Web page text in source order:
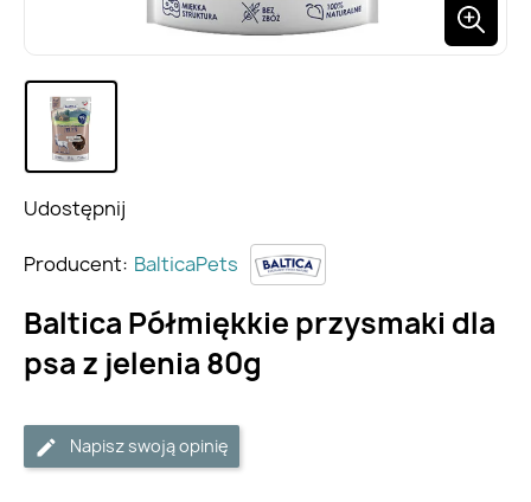
Baltica Półmiękkie przysmaki dla
psa z jelenia 80g
Producent: BalticaPets
Napisz swoją opinię
Udostępnij